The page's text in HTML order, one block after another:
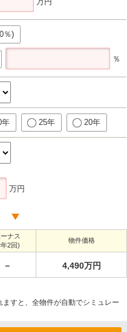
％)
％
年 25年 20年
万円
ナス
2回)
物件価格
－ 4,490万円
すと、全物件が自動でシミュレー